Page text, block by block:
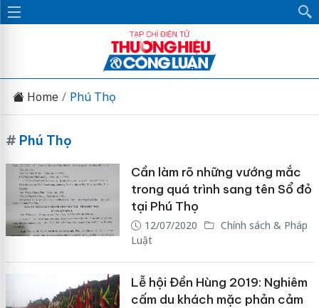
Home Phú Thọ
# Phú Thọ
Cần làm rõ những vướng mắc
trong quá trình sang tên Sổ đỏ
tại Phú Thọ
12/07/2020
Chính sách & Pháp
Luật
Lễ hội Đền Hùng 2019: Nghiêm
cấm du khách mặc phản cảm